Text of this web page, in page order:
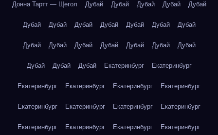
Донна Тартт — Щегол Дубай Дубай Дубай Дубай Дубай
Дубай Дубай Дубай Дубай Дубай Дубай Дубай
Дубай Дубай Дубай Дубай Дубай Дубай Дубай
Дубай Дубай Дубай Екатеринбург Екатеринбург
Екатеринбург Екатеринбург Екатеринбург Екатеринбург
Екатеринбург Екатеринбург Екатеринбург Екатеринбург
Екатеринбург Екатеринбург Екатеринбург Екатеринбург